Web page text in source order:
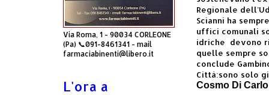
Regionale
Scianni ha
uffici comunali
idriche devono
quelle sempre
conclude
Città:sono solo
Cosmo Di Carlo
Via Roma, 1 - 90034 CORLEONE
(Pa) 📞091-8461341 - mail
farmaciabinenti@libero.it
L'ora a